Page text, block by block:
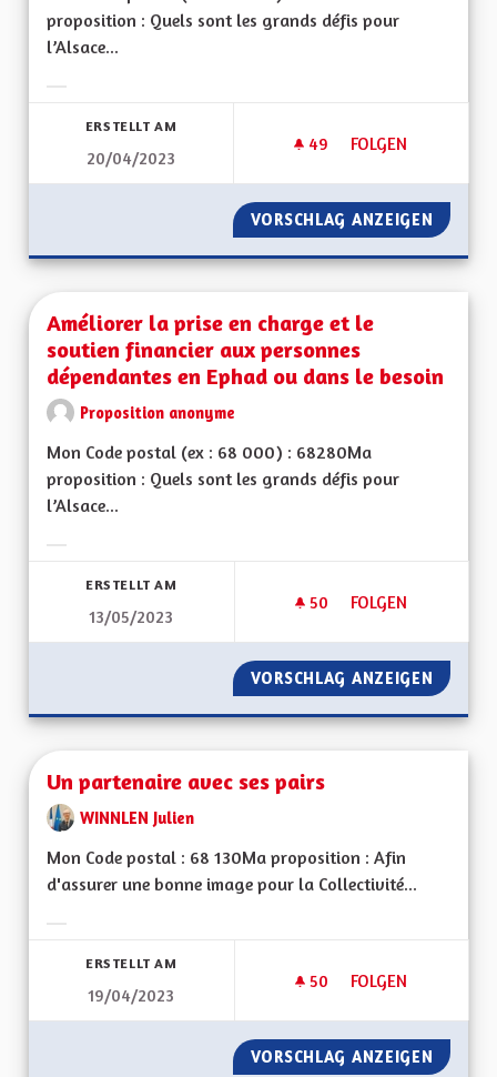
proposition : Quels sont les grands défis pour
l’Alsace...
ERSTELLT AM
20/04/2023
49 49 FOLLOWER
FOLGEN
GÉOTHERMIE
VORSCHLAG ANZEIGEN
Améliorer la prise en charge et le
soutien financier aux personnes
dépendantes en Ephad ou dans le besoin
Proposition anonyme
Mon Code postal (ex : 68 000) : 68280Ma
proposition : Quels sont les grands défis pour
l’Alsace...
ERSTELLT AM
13/05/2023
50 50 FOLLOWER
FOLGEN
AMÉLIORER LA
VORSCHLAG ANZEIGEN
Un partenaire avec ses pairs
WINNLEN Julien
Mon Code postal : 68 130Ma proposition : Afin
d'assurer une bonne image pour la Collectivité...
ERSTELLT AM
19/04/2023
50 50 FOLLOWER
FOLGEN
UN PARTENAIRE
VORSCHLAG ANZEIGEN UN